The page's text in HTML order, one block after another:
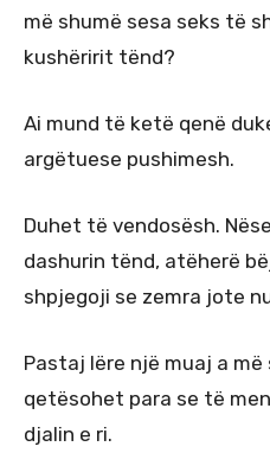
më shumë sesa seks të
kushëririt tënd?
Ai mund të ketë qenë
argëtuese pushimesh.
Duhet të vendosësh.
dashurin tënd, atëherë
shpjegoji se zemra jote
Pastaj lëre një muaj a
qetësohet para se të
djalin e ri.